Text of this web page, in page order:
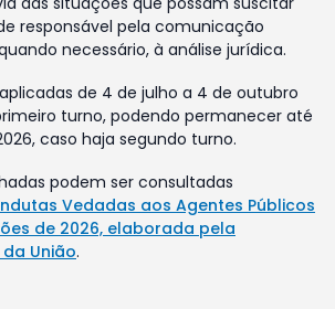
responsável pela comunicação
necessário, à análise jurídica.
de 4 de julho a 4 de outubro
turno, podendo permanecer até
caso haja segundo turno.
podem ser consultadas
Vedadas aos Agentes Públicos
de 2026, elaborada pela
União.